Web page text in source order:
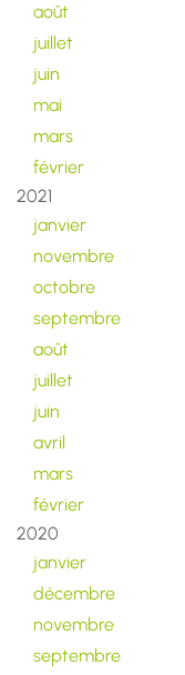
août
juillet
juin
mai
mars
février
2021
janvier
novembre
octobre
septembre
août
juillet
juin
avril
mars
février
2020
janvier
décembre
novembre
septembre